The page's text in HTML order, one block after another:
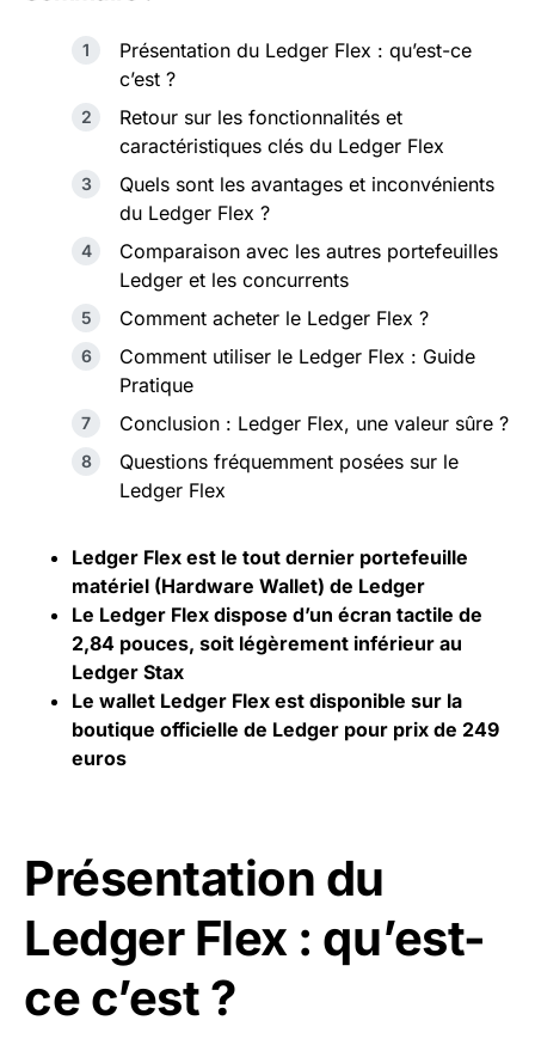
Présentation du Ledger Flex : qu’est-ce
c’est ?
Retour sur les fonctionnalités et
caractéristiques clés du Ledger Flex
Quels sont les avantages et inconvénients
du Ledger Flex ?
Comparaison avec les autres portefeuilles
Ledger et les concurrents
Comment acheter le Ledger Flex ?
Comment utiliser le Ledger Flex : Guide
Pratique
Conclusion : Ledger Flex, une valeur sûre ?
Questions fréquemment posées sur le
Ledger Flex
Ledger Flex est le tout dernier portefeuille
matériel (Hardware Wallet) de Ledger
Le Ledger Flex dispose d’un écran tactile de
2,84 pouces, soit légèrement inférieur au
Ledger Stax
Le wallet Ledger Flex est disponible sur la
boutique officielle de Ledger pour prix de 249
euros
Présentation du
Ledger Flex : qu’est-
ce c’est ?